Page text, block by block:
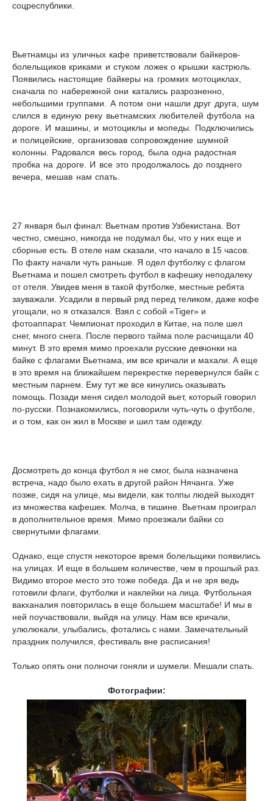
соцреспублики.
Вьетнамцы из уличных кафе приветствовали байкеров-
болельщиков криками и стуком ложек о крышки кастрюль.
Появились настоящие байкеры на громких мотоциклах,
сначала по набережной они катались разрозненно,
небольшими группами. А потом они нашли друг друга, шум
слился в единую реку вьетнамских любителей футбола на
дороге. И машины, и мотоциклы и мопеды. Подключились
и полицейские, организовав сопровождение шумной
колонны. Радовался весь город, была одна радостная
пробка на дороге. И все это продолжалось до позднего
вечера, мешав нам спать.
27 января был финал: Вьетнам против Узбекистана. Вот
честно, смешно, никогда не подумал бы, что у них еще и
сборные есть. В отеле нам сказали, что начало в 15 часов.
По факту начали чуть раньше. Я одел футболку с флагом
Вьетнама и пошел смотреть футбол в кафешку неподалеку
от отеля. Увидев меня в такой футболке, местные ребята
зауважали. Усадили в первый ряд перед теликом, даже кофе
угощали, но я отказался. Взял с собой «Tiger» и
фотоаппарат. Чемпионат проходил в Китае, на поле шел
снег, много снега. После первого тайма поле расчищали 40
минут. В это время мимо проехали русские девчонки на
байке с флагами Вьетнама, им все кричали и махали. А еще
в это время на ближайшем перекрестке перевернулся байк с
местным парнем. Ему тут же все кинулись оказывать
помощь. Позади меня сидел молодой вьет, который говорил
по-русски. Познакомились, поговорили чуть-чуть о футболе,
и о том, как он жил в Москве и шил там одежду.
Досмотреть до конца футбол я не смог, была назначена
встреча, надо было ехать в другой район Нячанга. Уже
позже, сидя на улице, мы видели, как толпы людей выходят
из множества кафешек. Молча, в тишине. Вьетнам проиграл
в дополнительное время. Мимо проезжали байки со
свернутыми флагами.
Однако, еще спустя некоторое время болельщики появились
на улицах. И еще в большем количестве, чем в прошлый раз.
Видимо второе место это тоже победа. Да и не зря ведь
готовили флаги, футболки и наклейки на лица. Футбольная
вакханалия повторилась в еще большем масштабе! И мы в
ней поучаствовали, выйдя на улицу. Нам все кричали,
улюлюкали, улыбались, фотались с нами. Замечательный
праздник получился, фестиваль вне расписания!
Только опять они полночи гоняли и шумели. Мешали спать.
Фотографии: